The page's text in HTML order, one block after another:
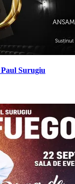
Paul Surugiu